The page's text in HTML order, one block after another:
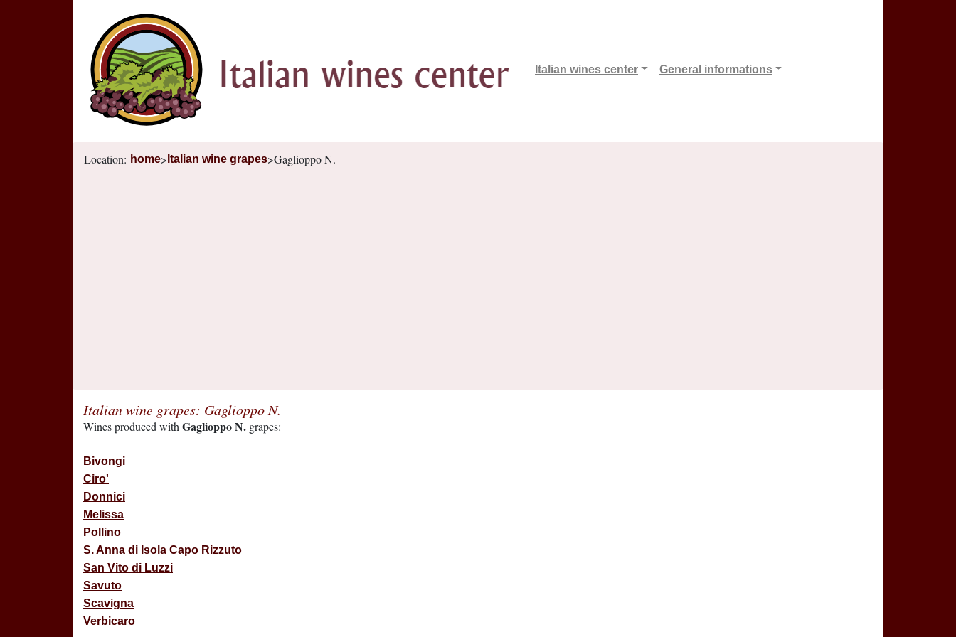
Italian wines center General informations
Location: home> Italian wine grapes>Gaglioppo N.
Italian wine grapes: Gaglioppo N.
Wines produced with Gaglioppo N. grapes:
Bivongi
Ciro'
Donnici
Melissa
Pollino
S. Anna di Isola Capo Rizzuto
San Vito di Luzzi
Savuto
Scavigna
Verbicaro